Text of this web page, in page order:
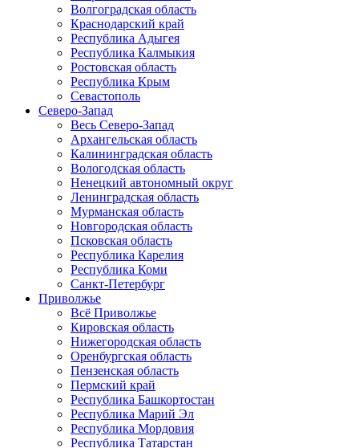
Волгоградская область
Краснодарский край
Республика Адыгея
Республика Калмыкия
Ростовская область
Республика Крым
Севастополь
Северо-Запад
Весь Северо-Запад
Архангельская область
Калининградская область
Вологодская область
Ненецкий автономный округ
Ленинградская область
Мурманская область
Новгородская область
Псковская область
Республика Карелия
Республика Коми
Санкт-Петербург
Приволжье
Всё Приволжье
Кировская область
Нижегородская область
Оренбургская область
Пензенская область
Пермский край
Республика Башкортостан
Республика Марий Эл
Республика Мордовия
Республика Татарстан